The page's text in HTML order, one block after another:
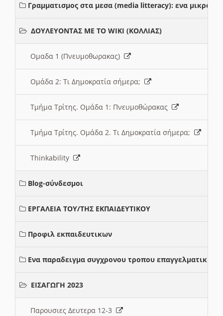
Γραμματισμος στα μεσα (media litteracy): ενα μικρο
ΔΟΥΛΕΥΟΝΤΑΣ ΜΕ ΤΟ WIKI (ΚΟΛΛΙΑΣ)
Ομαδα 1 (Πνευμοθωρακας)
Ομάδα 2: Τι Δημοκρατία σήμερα;
Τμήμα Τρίτης. Ομάδα 1: Πνευμοθώρακας
Τμήμα Τρίτης. Ομάδα 2. Τι Δημοκρατία σήμερα;
Thinkability
Blog-σύνδεσμοι
ΕΡΓΑΛΕΙΑ ΤΟΥ/ΤΗΣ ΕΚΠΑΙΔΕΥΤΙΚΟΥ
Προφιλ εκπαιδευτικων
Ενα παραδειγμα συγχρονου τροπου επαγγελματικης
ΕΙΣΑΓΩΓΗ 2023
Παρουσιες Δευτερα 12-3